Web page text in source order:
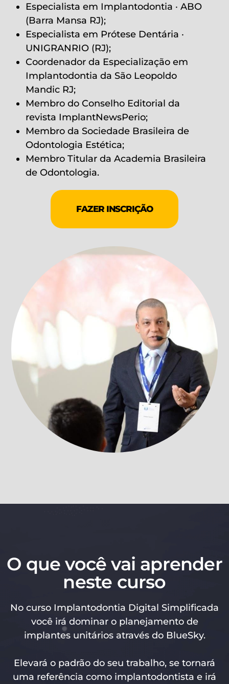
Especialista em Implantodontia · ABO
(Barra Mansa RJ);
Especialista em Prótese Dentária ·
UNIGRANRIO (RJ);
Coordenador da Especialização em
Implantodontia da São Leopoldo
Mandic RJ;
Membro do Conselho Editorial da
revista ImplantNewsPerio;
Membro da Sociedade Brasileira de
Odontologia Estética;
Membro Titular da Academia Brasileira
de Odontologia.
FAZER INSCRIÇÃO
O que você vai aprender
neste curso
No curso Implantodontia Digital Simplificada
você irá dominar o planejamento de
implantes unitários através do BlueSky.
Elevará o padrão do seu trabalho, se tornará
uma referência como implantodontista e irá